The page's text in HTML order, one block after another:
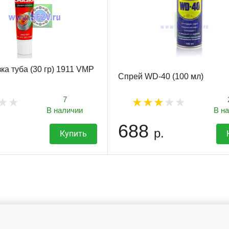
туба (30 гр) 1911 VMP
7
В наличии
Купить
Спрей WD-40 (100 мл)
В
688 р.